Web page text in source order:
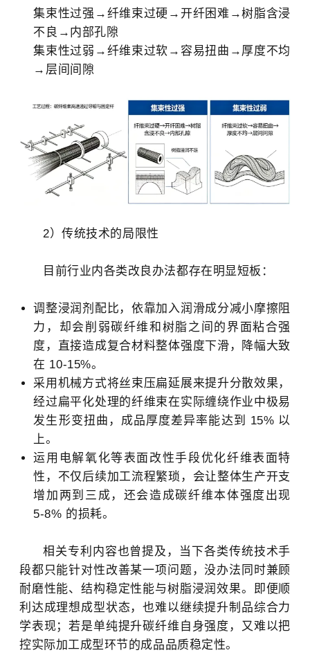
集束性过强→纤维束过硬→开纤困难→树脂含浸
不良→内部孔隙
集束性过弱→纤维束过软→容易扭曲→厚度不均
→层间间隙
2）传统技术的局限性
目前行业内各类改良办法都存在明显短板：
调整浸润剂配比，依靠加入润滑成分减小摩擦阻
力，却会削弱碳纤维和树脂之间的界面粘合强
度，直接造成复合材料整体强度下滑，降幅大致
在 10-15%。
采用机械方式将丝束压扁延展来提升分散效果，
经过扁平化处理的纤维束在实际缠绕作业中极易
发生形变扭曲，成品厚度差异率能达到 15% 以
上。
运用电解氧化等表面改性手段优化纤维表面特
性，不仅后续加工流程繁琐，会让整体生产开支
增加两到三成，还会造成碳纤维本体强度出现
5-8% 的损耗。
相关专利内容也曾提及，当下各类传统技术手
段都只能针对性改善某一项问题，没办法同时兼顾
耐磨性能、结构稳定性能与树脂浸润效果。即便顺
利达成理想成型状态，也难以继续提升制品综合力
学表现；若是单纯提升碳纤维自身强度，又难以把
控实际加工成型环节的成品品质稳定性。